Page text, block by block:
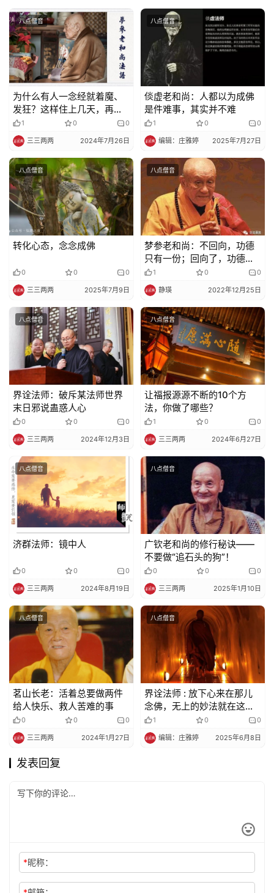
善
佛
教
人
物
寺
院
巡
礼
视
频
纪
佛
教
艺
政
策
法
规
免
责
声
明
登录 注册
八点僧音
为什么有人一念经就着魔、
发狂？这样住上几天，再去
念经就没事了（梦参老和
尚）
1 0 0
三三两两 2024年7月26日
八点僧音
倓虚老和尚：人都以为成佛
是件难事，其实并不难
1 0 0
编辑：庄雅婷 2025年7月27日
八点僧音
转化心态，念念成佛
0 0 0
三三两两 2025年7月9日
八点僧音
梦参老和尚：不回向，功德
只有一份；回向了，功德变
成百份千份万份
1 0 0
静瑛 2022年12月25日
八点僧音
界诠法师：破斥某法师世界
末日邪说蛊惑人心
0 0 0
三三两两 2024年12月3日
八点僧音
让福报源源不断的10个方
法，你做了哪些？
1 0 0
三三两两 2024年6月27日
八点僧音
济群法师：镜中人
0 0 0
三三两两 2024年8月19日
八点僧音
广钦老和尚的修行秘诀——
不要做“追石头的狗”！
0 0 0
三三两两 2025年1月10日
八点僧音
茗山长老：活着总要做两件
给人快乐、救人苦难的事
0 0 0
三三两两 2024年1月27日
八点僧音
界诠法师 : 放下心来在那儿
念佛，无上的妙法就在这
里，无上的神咒就在这里
1 0 0
编辑：庄雅婷 2025年6月8日
发表回复
*昵称：